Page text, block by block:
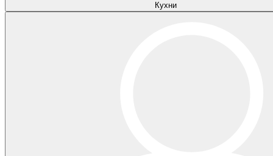
Кухни